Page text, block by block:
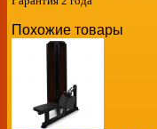
Похожие товары